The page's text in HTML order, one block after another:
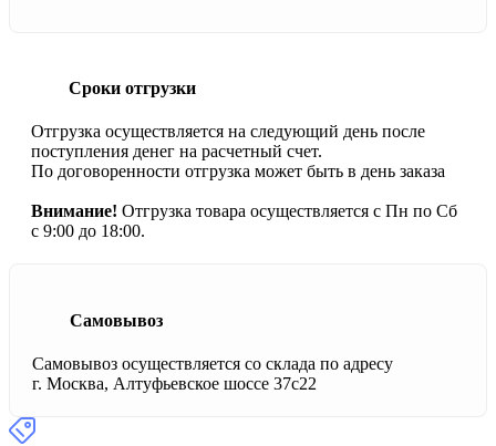
Сроки отгрузки
Отгрузка осуществляется на следующий день после
поступления денег на расчетный счет.
По договоренности отгрузка может быть в день заказа
Внимание! Отгрузка товара осуществляется с Пн по Сб
с 9:00 до 18:00.
Самовывоз
Самовывоз осуществляется со склада по адресу
г. Москва, Алтуфьевское шоссе 37с22